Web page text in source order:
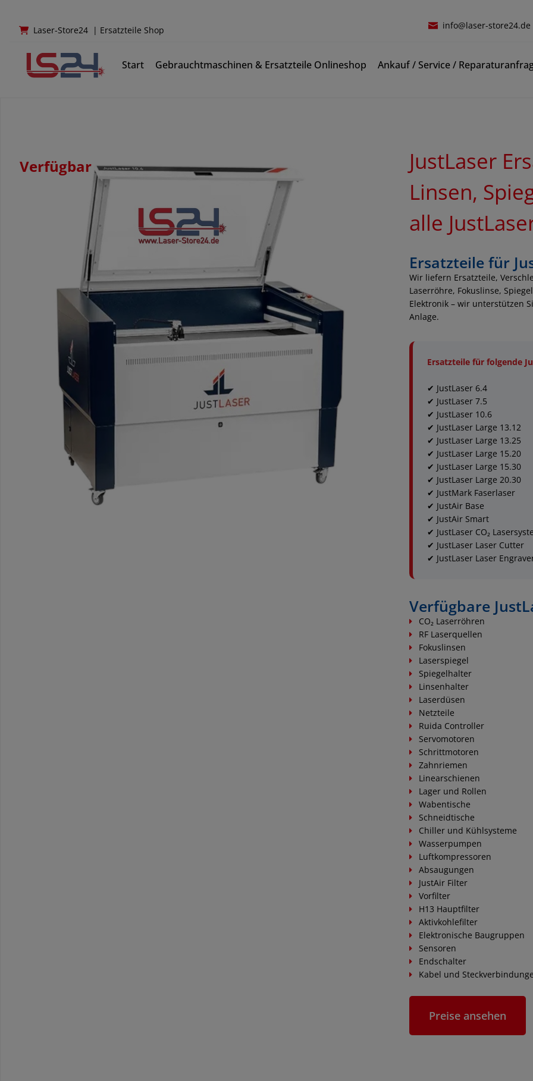
Laser-Store24 | Ersatzteile Shop info@laser-store24.de
Start Gebrauchtmaschinen & Ersatzteile Onlineshop Ankauf / Service /
Verfügbar
JustLaser
Linsen,
alle
Ersatzteile für
Wir liefern Ersatzteile,
Laserröhre, Fokuslinse,
Elektronik – wir unterstützen
Anlage.
Ersatzteile für folgende
✔ JustLaser 6.4
✔ JustLaser 7.5
✔ JustLaser 10.6
✔ JustLaser Large 13.12
✔ JustLaser Large 13.25
✔ JustLaser Large 15.20
✔ JustLaser Large 15.30
✔ JustLaser Large 20.30
✔ JustMark Faserlaser
✔ JustAir Base
✔ JustAir Smart
✔ JustLaser CO₂
✔ JustLaser Laser Cutter
✔ JustLaser Laser
Verfügbare
CO₂ Laserröhren
RF Laserquellen
Fokuslinsen
Laserspiegel
Spiegelhalter
Linsenhalter
Laserdüsen
Netzteile
Ruida Controller
Servomotoren
Schrittmotoren
Zahnriemen
Linearschienen
Lager und Rollen
Wabentische
Schneidtische
Chiller und Kühlsysteme
Wasserpumpen
Luftkompressoren
Absaugungen
JustAir Filter
Vorfilter
H13 Hauptfilter
Aktivkohlefilter
Elektronische Baugruppen
Sensoren
Endschalter
Kabel und
Preise ansehen